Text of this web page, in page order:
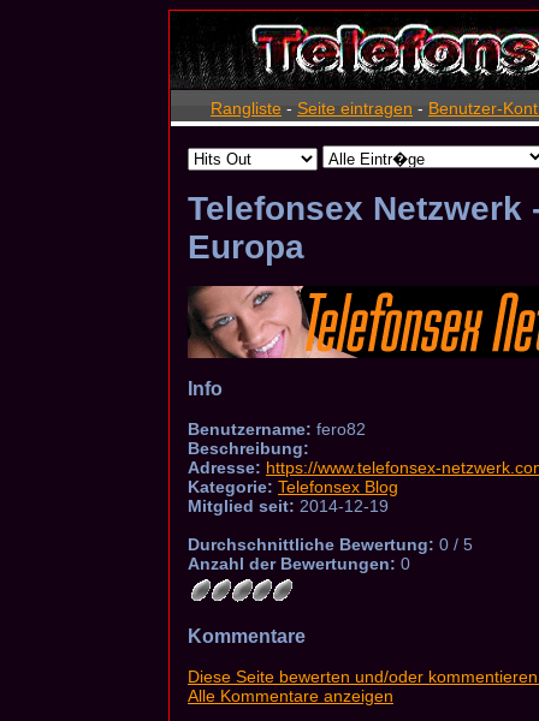
Rangliste - Seite eintragen - Benutzer-
Telefonsex
Europa
Info
Benutzername: fero82
Beschreibung:
Adresse: https://www.telefonsex-
Kategorie: Telefonsex Blog
Mitglied seit: 2014-12-19
Durchschnittliche Bewertung: 0 / 5
Anzahl der Bewertungen: 0
Kommentare
Diese Seite bewerten und/oder
Alle Kommentare anzeigen